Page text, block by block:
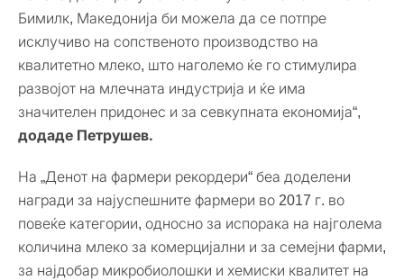
Бимилк, Македонија би можела да се потпре
исклучиво на сопственото производство на
квалитетно млеко, што наголемо ќе го стимулира
развојот на млечната индустрија и ќе има
значителен придонес и за севкупната економија“,
додаде Петрушев.
На „Денот на фармери рекордери“ беа доделени
награди за најуспешните фармери во 2017 г. во
повеќе категории, односно за испорака на најголема
количина млеко за комерцијални и за семејни фарми,
за најдобар микробиолошки и хемиски квалитет на